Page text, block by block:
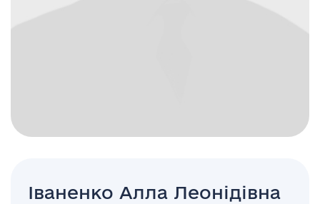
Іваненко Алла Леонідівна